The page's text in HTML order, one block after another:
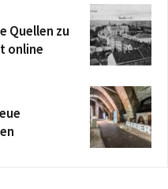
Quellen zu
online